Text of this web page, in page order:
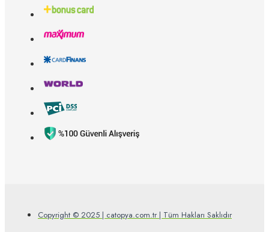
Copyright © 2025 | catopya.com.tr | Tüm Hakları Saklıdır